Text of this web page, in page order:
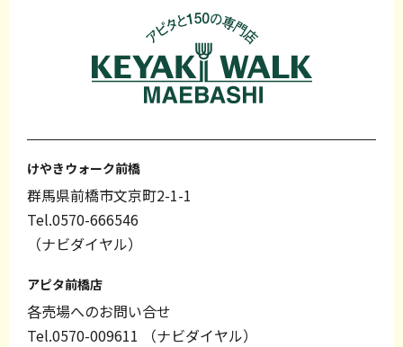
けやきウォーク前橋
群馬県前橋市文京町2-1-1
Tel.0570-666546
（ナビダイヤル）
アピタ前橋店
各売場へのお問い合せ
Tel.0570-009611 （ナビダイヤル）